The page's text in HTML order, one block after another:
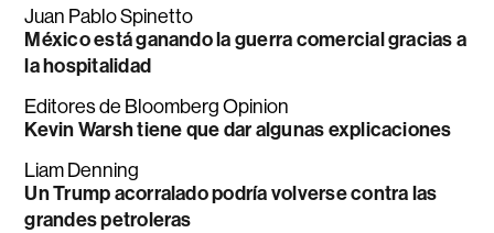
Juan Pablo Spinetto
México está ganando la guerra comercial gracias a
la hospitalidad
Editores de Bloomberg Opinion
Kevin Warsh tiene que dar algunas explicaciones
Liam Denning
Un Trump acorralado podría volverse contra las
grandes petroleras